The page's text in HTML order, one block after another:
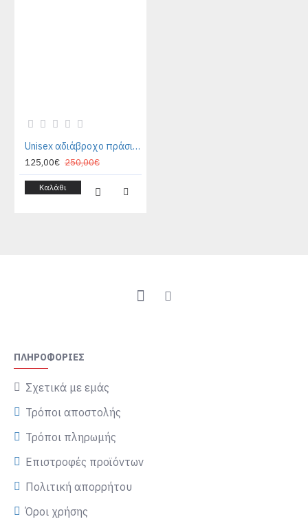
Unisex αδιάβροχο πράσινο μπουφάν - Rains Lohja 15790
125,00€ 250,00€
Καλάθι
ΠΛΗΡΟΦΟΡΊΕΣ
Σχετικά με εμάς
Τρόποι αποστολής
Τρόποι πληρωμής
Επιστροφές προϊόντων
Πολιτική απορρήτου
Όροι χρήσης